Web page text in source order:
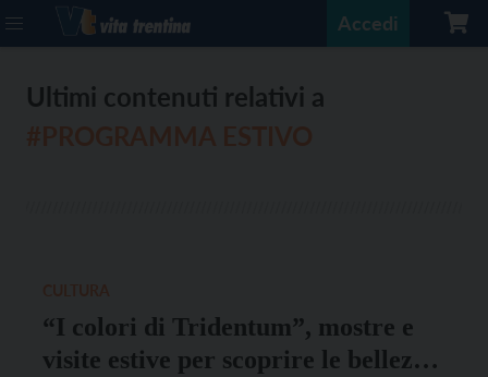
Accedi
Ultimi contenuti relativi a
“I colori di Tridentum”, mostre e
visite estive per scoprire le bellezze